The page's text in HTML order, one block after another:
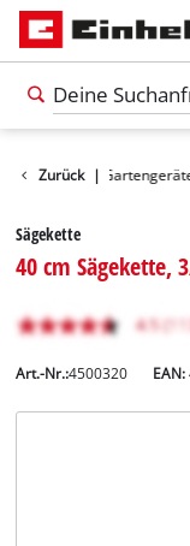
Zurück |
Zubehör
Sägekette
40 cm Sägekette,
Art.-Nr.:4500320 EAN: